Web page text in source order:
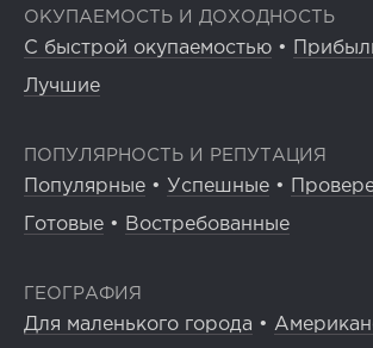
ОКУПАЕМОСТЬ И ДОХОДНОСТЬ
С быстрой окупаемостью •
Лучшие
ПОПУЛЯРНОСТЬ И РЕПУТАЦИЯ
Популярные • Успешные •
Готовые • Востребованные
ГЕОГРАФИЯ
Для маленького города •